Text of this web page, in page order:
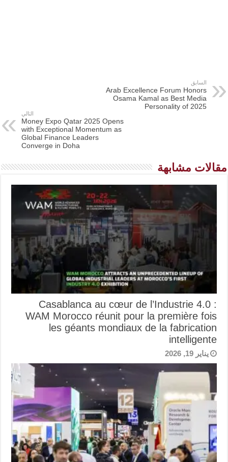
السابق
Arab Excellence Forum Honors
Osama Kamal as Best Media
Personality of 2025
التالي
Money Expo Qatar 2025 Opens
with Exceptional Momentum as
Global Finance Leaders
Converge in Doha
مقالات مشابهة
Casablanca au cœur de l’Industrie 4.0 :
WAM Morocco réunit pour la première fois
les géants mondiaux de la fabrication
intelligente
يناير 19, 2026